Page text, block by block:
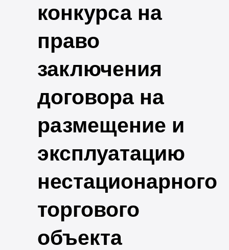
конкурса на
право
заключения
договора на
размещение и
эксплуатацию
нестационарного
торгового
объекта